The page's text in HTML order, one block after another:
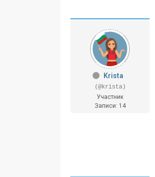
Krista
(@krista)
Участник
Записи: 14